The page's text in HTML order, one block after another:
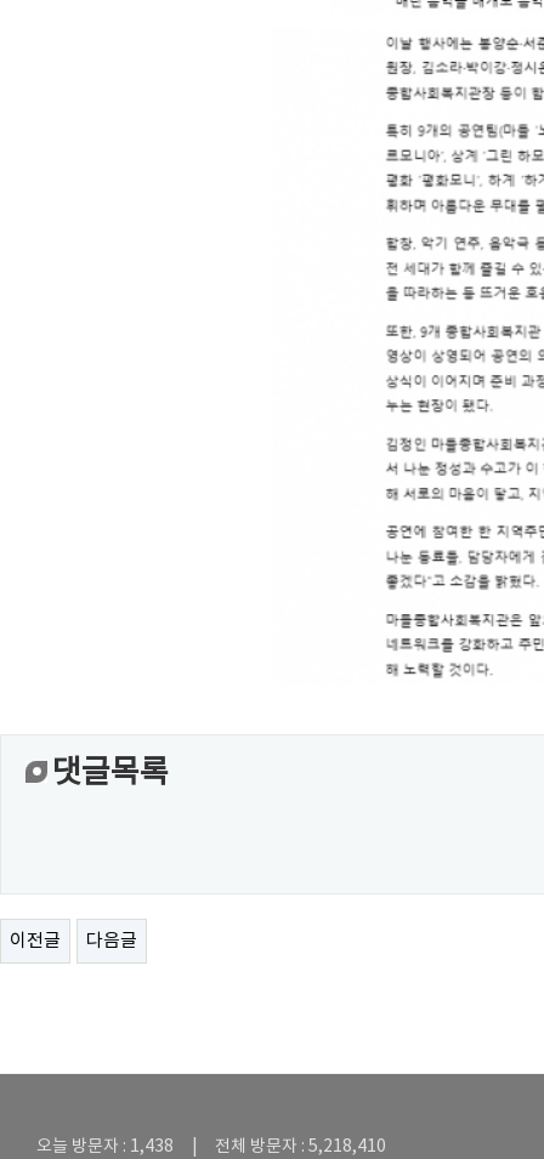
댓글목록
이전글 다음글
오늘 방문자 : 1,438 | 전체 방문자 : 5,218,410